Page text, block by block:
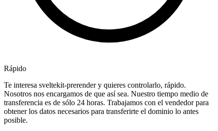
Rápido
Te interesa sveltekit-prerender y quieres controlarlo, rápido.
Nosotros nos encargamos de que así sea. Nuestro tiempo medio de
transferencia es de sólo 24 horas. Trabajamos con el vendedor para
obtener los datos necesarios para transferirte el dominio lo antes
posible.